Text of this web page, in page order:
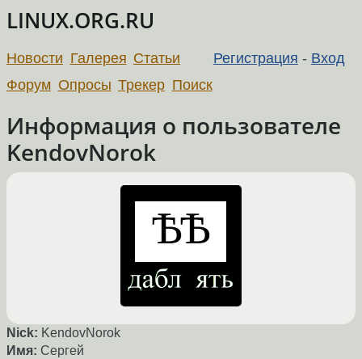
LINUX.ORG.RU
Регистрация - Вход
Новости Галерея Статьи
Форум Опросы Трекер Поиск
Информация о пользователе
KendovNorok
Nick: KendovNorok
Имя: Сергей